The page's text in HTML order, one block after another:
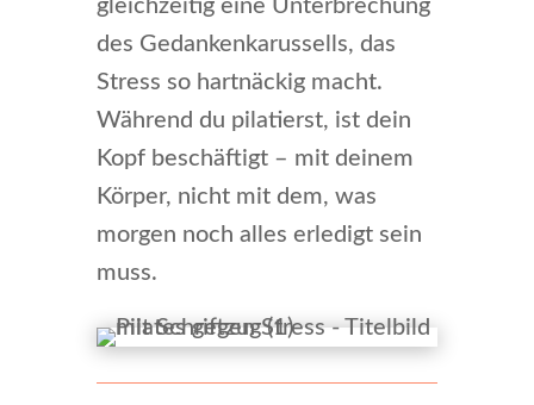
gleichzeitig eine Unterbrechung
des Gedankenkarussells, das
Stress so hartnäckig macht.
Während du pilatierst, ist dein
Kopf beschäftigt – mit deinem
Körper, nicht mit dem, was
morgen noch alles erledigt sein
muss.